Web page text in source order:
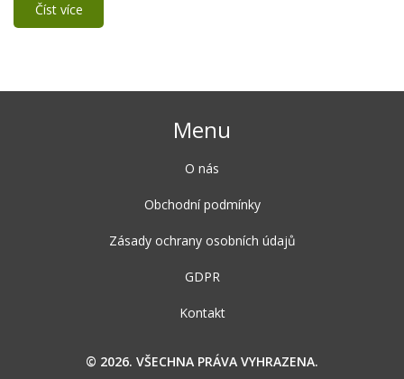
Číst více
Menu
O nás
Obchodní podmínky
Zásady ochrany osobních údajů
GDPR
Kontakt
© 2026. VŠECHNA PRÁVA VYHRAZENA.